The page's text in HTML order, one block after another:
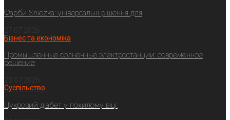
Фарби Sniezka: універсальні рішення для
Бізнес та економіка
Промышленные солнечные электростанции: современное
решение
Суспільство
Цукровий діабет у похилому віці: